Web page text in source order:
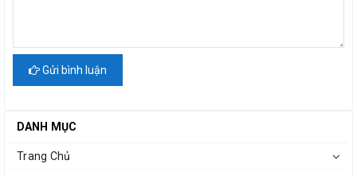
Gửi bình luận
DANH MỤC
Trang Chủ